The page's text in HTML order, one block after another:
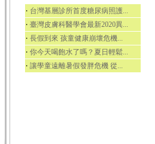
‧ 台灣基層診所首度糖尿病照護...
‧ 臺灣皮膚科醫學會最新2020異...
‧ 長假到來 孩童健康崩壞危機...
‧ 你今天喝飽水了嗎？夏日輕鬆...
‧ 讓學童遠離暑假發胖危機 從...